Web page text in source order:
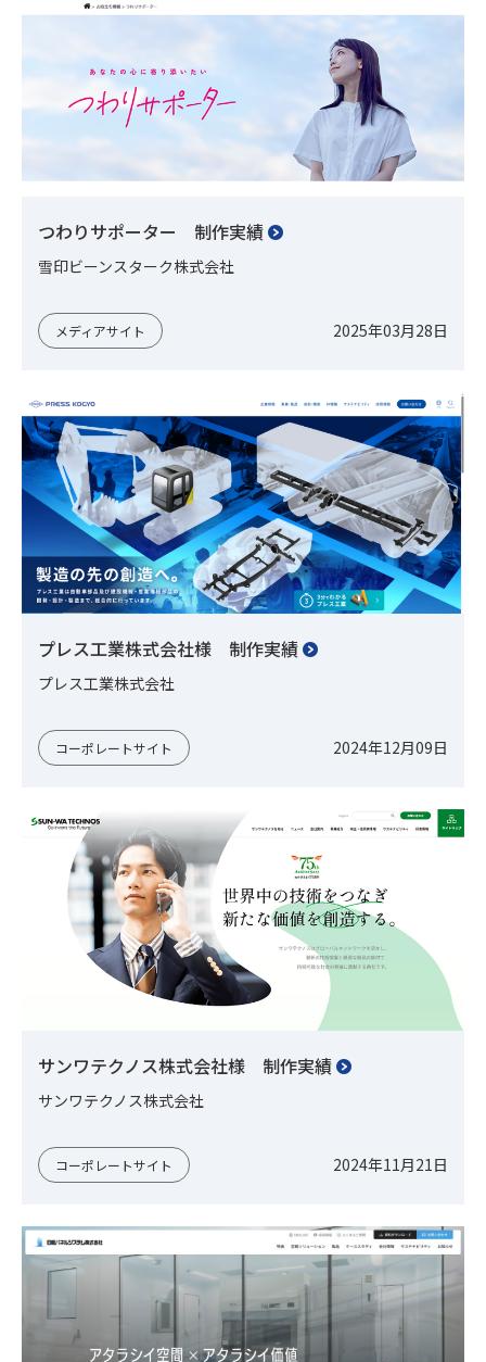
つわりサポーター 制作実績
雪印ビーンスターク株式会社
メディアサイト 2025年03月28日
プレス工業株式会社様 制作実績
プレス工業株式会社
コーポレートサイト 2024年12月09日
サンワテクノス株式会社様 制作実績
サンワテクノス株式会社
コーポレートサイト 2024年11月21日